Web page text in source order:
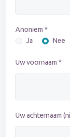
Anoniem *
Ja
Nee
Uw voornaam *
Uw achternaam